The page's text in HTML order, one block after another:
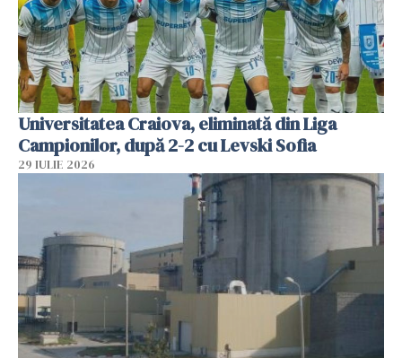
Universitatea Craiova, eliminată din Liga
Campionilor, după 2-2 cu Levski Sofia
29 IULIE 2026